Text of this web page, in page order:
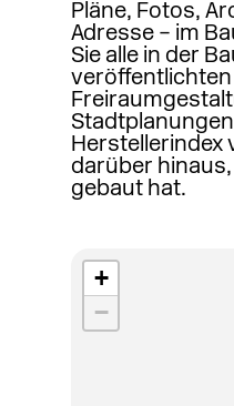
Pläne, Fotos,
Adresse – im
Sie alle in der
veröffentlichten
Herstellerindex
darüber
gebaut hat.
+
−